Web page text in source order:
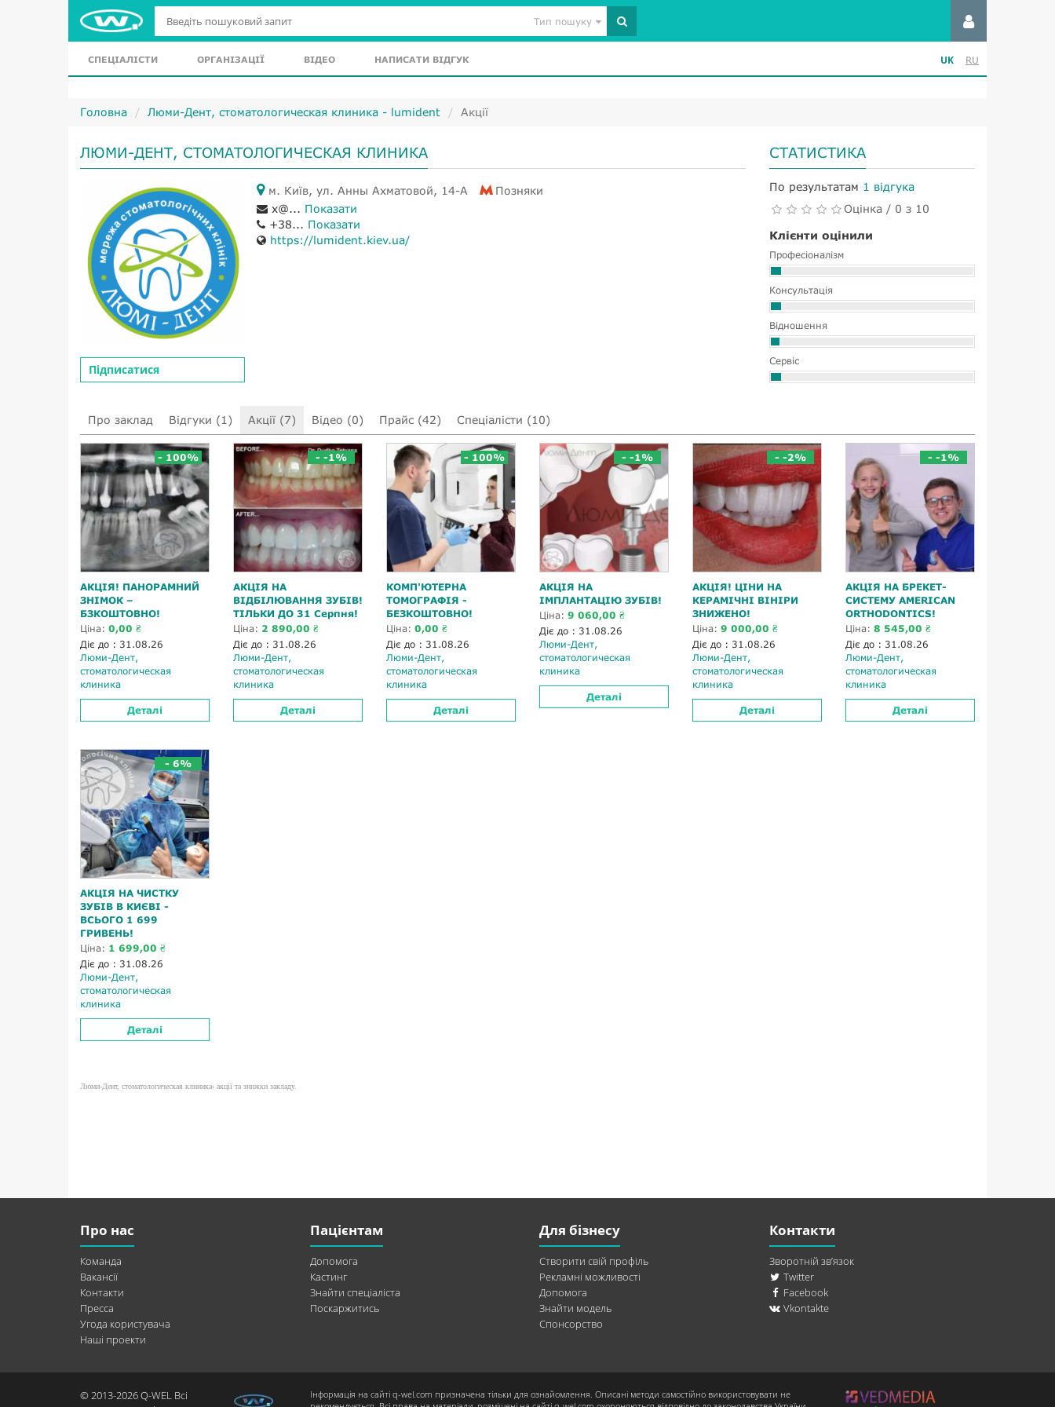
Тип пошуку
СПЕЦІАЛІСТИ ОРГАНІЗАЦІЇ ВІДЕО НАПИСАТИ ВІДГУК UK RU
Головна Люми-Дент, стоматологическая клиника - lumident Акції
ЛЮМИ-ДЕНТ, СТОМАТОЛОГИЧЕСКАЯ КЛИНИКА
Підписатися
м. Київ, ул. Анны Ахматовой, 14-А
Позняки
x@... Показати
+38... Показати
https://lumident.kiev.ua/
СТАТИСТИКА
По результатам 1 відгука
Оцінка / 0 з 10
Клієнти оцінили
Професіоналізм
Консультація
Відношення
Сервіс
Про заклад Відгуки (1) Акції (7) Відео (0) Прайс (42) Спеціалісти (10)
- 100%
АКЦІЯ! ПАНОРАМНИЙ
ЗНІМОК –
БЗКОШТОВНО!
Ціна: 0,00 ₴
Діє до : 31.08.26
Люми-Дент,
стоматологическая
клиника
Деталі
- -1%
АКЦІЯ НА
ВІДБІЛЮВАННЯ ЗУБІВ!
ТІЛЬКИ ДО 31 Серпня!
Ціна: 2 890,00 ₴
Діє до : 31.08.26
Люми-Дент,
стоматологическая
клиника
Деталі
- 100%
КОМП'ЮТЕРНА
ТОМОГРАФІЯ -
БЕЗКОШТОВНО!
Ціна: 0,00 ₴
Діє до : 31.08.26
Люми-Дент,
стоматологическая
клиника
Деталі
- -1%
АКЦІЯ НА
ІМПЛАНТАЦІЮ ЗУБІВ!
Ціна: 9 060,00 ₴
Діє до : 31.08.26
Люми-Дент,
стоматологическая
клиника
Деталі
- -2%
АКЦІЯ! ЦІНИ НА
КЕРАМІЧНІ ВІНІРИ
ЗНИЖЕНО!
Ціна: 9 000,00 ₴
Діє до : 31.08.26
Люми-Дент,
стоматологическая
клиника
Деталі
- -1%
АКЦІЯ НА БРЕКЕТ-
СИСТЕМУ AMERICAN
ORTHODONTICS!
Ціна: 8 545,00 ₴
Діє до : 31.08.26
Люми-Дент,
стоматологическая
клиника
Деталі
- 6%
АКЦІЯ НА ЧИСТКУ
ЗУБІВ В КИЄВІ -
ВСЬОГО 1 699
ГРИВЕНЬ!
Ціна: 1 699,00 ₴
Діє до : 31.08.26
Люми-Дент,
стоматологическая
клиника
Деталі
Люми-Дент, стоматологическая клиника- акції та знижки закладу.
Про нас
Команда
Вакансії
Контакти
Пресса
Угода користувача
Наші проекти
Пацієнтам
Допомога
Кастинг
Знайти спеціаліста
Поскаржитись
Для бізнесу
Створити свій профіль
Рекламні можливості
Допомога
Знайти модель
Спонсорство
Контакти
Зворотній зв’язок
Twitter
Facebook
Vkontakte
© 2013-2026 Q-WEL Всі
Інформація на сайті q-wel.com призначена тільки для ознайомлення. Описані методи самостійно використовувати не